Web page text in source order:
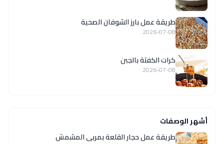
طريقة عمل بارز الشوفان الصحية
2026-07-08
كرات الكفتة بالجبن
2026-07-08
أشهر الوصفات
طريقة عمل حجار القلعة بمربى المشمش